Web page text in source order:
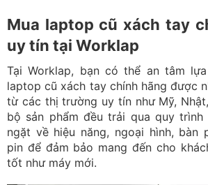
Mua laptop cũ xách tay
uy tín tại Worklap
Tại Worklap, bạn có thể an tâm
laptop cũ xách tay chính hãng được
từ các thị trường uy tín như Mỹ,
bộ sản phẩm đều trải qua quy trình
ngặt về hiệu năng, ngoại hình, bàn
pin để đảm bảo mang đến cho
tốt như máy mới.